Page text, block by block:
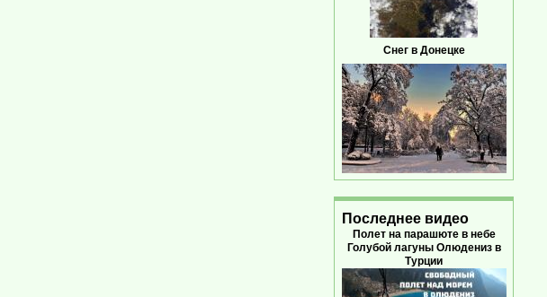
Снег в Донецке
Последнее видео
Полет на парашюте в небе
Голубой лагуны Олюдениз в
Турции